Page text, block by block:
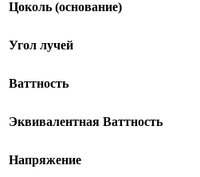
Цоколь (основание)
Угол лучей
Ваттность
Эквивалентная Ваттность
Напряжение